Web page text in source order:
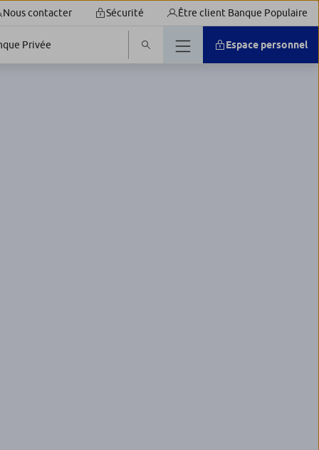
Nous contacter Sécurité Être client Banque Populaire
Privée Espace personnel